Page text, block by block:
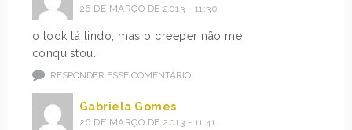
26 DE MARÇO DE 2013 - 11:30
o look tá lindo, mas o creeper não me
conquistou.
RESPONDER ESSE COMENTÁRIO
Gabriela Gomes
26 DE MARÇO DE 2013 - 11:41